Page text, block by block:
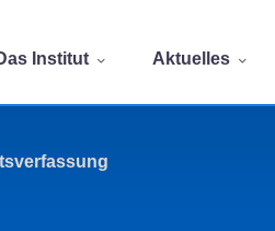
Institut Aktuelles